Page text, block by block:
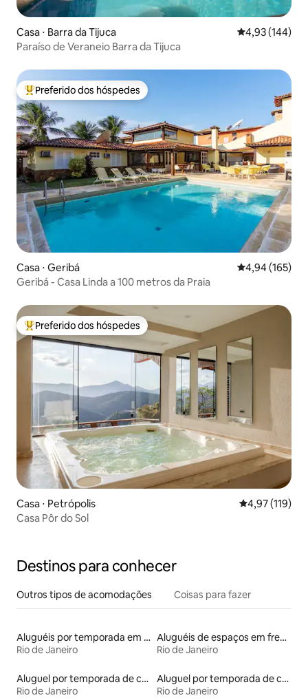
Casa ⋅ Barra da Tijuca 4,93 de uma
4,93 (144)
Paraíso de Veraneio Barra da Tijuca
Entre os melhores preferidos dos hóspedes
Preferido dos hóspedes
Casa ⋅ Geribá 4,94 de uma
4,94 (165)
Geribá - Casa Linda a 100 metros da Praia
Entre os melhores preferidos dos hóspedes
Preferido dos hóspedes
Casa ⋅ Petrópolis 4,97 de uma
4,97 (119)
Casa Pôr do Sol
Destinos para conhecer
Outros tipos de acomodações Coisas para fazer
Aluguéis por temporada em resorts
Rio de Janeiro
Aluguéis de espaços em frente à praia
Rio de Janeiro
Aluguel por temporada de casas na árvore
Rio de Janeiro
Aluguel por temporada de casas de veraneio
Rio de Janeiro